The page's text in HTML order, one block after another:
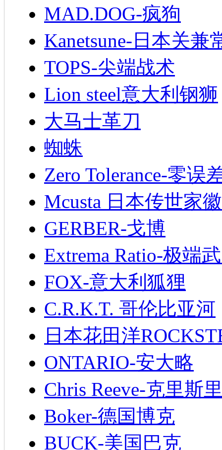
MAD.DOG-疯狗
Kanetsune-日本关兼
TOPS-尖端战术
Lion steel意大利钢狮
大马士革刀
蜘蛛
Zero Tolerance-零误
Mcusta 日本传世家徽
GERBER-戈博
Extrema Ratio-极端
FOX-意大利狐狸
C.R.K.T. 哥伦比亚河
日本花田洋
ONTARIO-安大略
Chris Reeve-克里斯
Boker-德国博克
BUCK-美国巴克